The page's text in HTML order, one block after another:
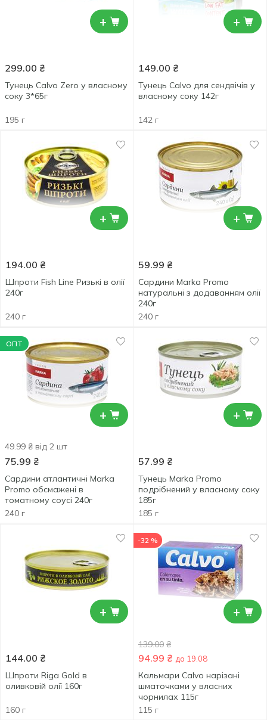
+
299.00 ₴
Тунець Calvo Zero у власному
соку 3*65г
195 г
+
149.00 ₴
Тунець Calvo для сендвічів у
власному соку 142г
142 г
+
194.00 ₴
Шпроти Fish Line Ризькі в олії
240г
240 г
+
59.99 ₴
Сардини Marka Promo
натуральні з додаванням олії
240г
240 г
+
ОПТ
49.99 ₴ від 2 шт
75.99 ₴
Сардини атлантичні Marka
Promo обсмажені в
томатному соусі 240г
240 г
+
57.99 ₴
Тунець Marka Promo
подрібнений у власному соку
185г
185 г
+
144.00 ₴
Шпроти Riga Gold в
оливковій олії 160г
160 г
+
-32 %
139.00 ₴
94.99 ₴ до 19.08
Кальмари Calvo нарізані
шматочками у власних
чорнилах 115г
115 г